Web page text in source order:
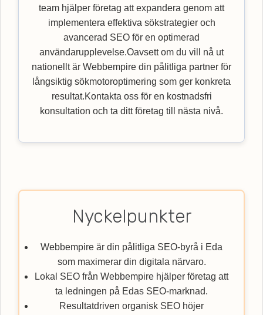
team hjälper företag att expandera genom att
implementera effektiva sökstrategier och
avancerad SEO för en optimerad
användarupplevelse.Oavsett om du vill nå ut
nationellt är Webbempire din pålitliga partner för
långsiktig sökmotoroptimering som ger konkreta
resultat.Kontakta oss för en kostnadsfri
konsultation och ta ditt företag till nästa nivå.
Nyckelpunkter
Webbempire är din pålitliga SEO-byrå i Eda
som maximerar din digitala närvaro.
Lokal SEO från Webbempire hjälper företag att
ta ledningen på Edas SEO-marknad.
Resultatdriven organisk SEO höjer